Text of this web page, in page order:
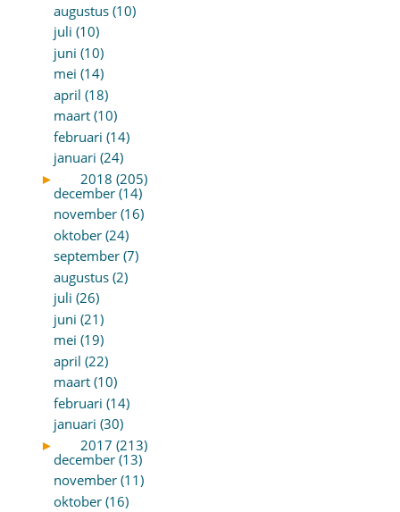
augustus (10)
juli (10)
juni (10)
mei (14)
april (18)
maart (10)
februari (14)
januari (24)
►
2018 (205)
december (14)
november (16)
oktober (24)
september (7)
augustus (2)
juli (26)
juni (21)
mei (19)
april (22)
maart (10)
februari (14)
januari (30)
►
2017 (213)
december (13)
november (11)
oktober (16)